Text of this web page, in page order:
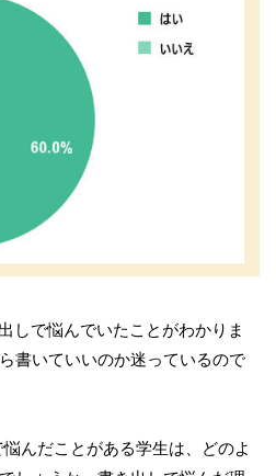
しで悩んでいたことがわかりま
書いていいのか迷っているので
んだことがある学生は、どのよ